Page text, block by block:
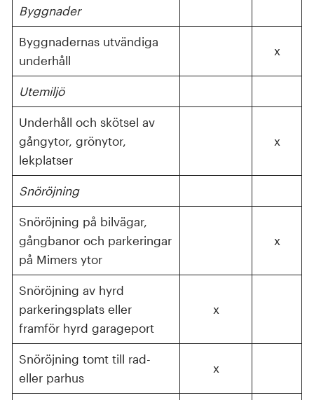
Byggnader
Byggnadernas utvändiga
underhåll
x
Utemiljö
Underhåll och skötsel av
gångytor, grönytor,
lekplatser
x
Snöröjning
Snöröjning på bilvägar,
gångbanor och parkeringar
på Mimers ytor
x
Snöröjning av hyrd
parkeringsplats eller
framför hyrd garageport
x
Snöröjning tomt till rad-
eller parhus
x